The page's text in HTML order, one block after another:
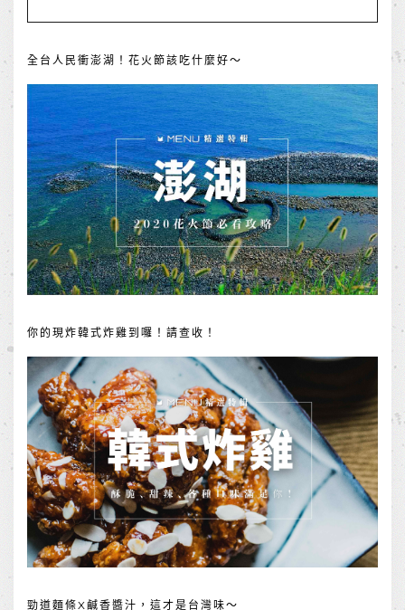
全台人民衝澎湖！花火節該吃什麼好～
你的現炸韓式炸雞到囉！請查收！
勁道麵條X鹹香醬汁，這才是台灣味～